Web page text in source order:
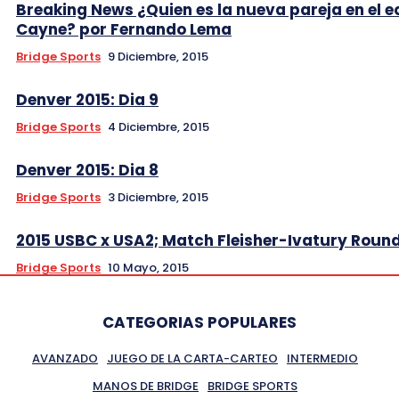
Breaking News ¿Quien es la nueva pareja en el
Cayne? por Fernando Lema
Bridge Sports 9 Diciembre, 2015
Denver 2015: Dia 9
Bridge Sports 4 Diciembre, 2015
Denver 2015: Dia 8
Bridge Sports 3 Diciembre, 2015
2015 USBC x USA2; Match Fleisher-Ivatury
Bridge Sports 10 Mayo, 2015
CATEGORIAS POPULARES
AVANZADO JUEGO DE LA CARTA-CARTEO
INTERMEDIO
MANOS DE BRIDGE
BRIDGE SPORTS